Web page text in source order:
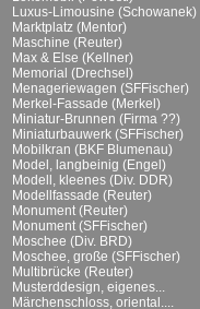
Luxus-Limousine (Schowanek)
Marktplatz (Mentor)
Maschine (Reuter)
Max & Else (Kellner)
Memorial (Drechsel)
Menageriewagen (SFFischer)
Merkel-Fassade (Merkel)
Miniatur-Brunnen (Firma ??)
Miniaturbauwerk (SFFischer)
Mobilkran (BKF Blumenau)
Model, langbeinig (Engel)
Modell, kleenes (Div. DDR)
Modellfassade (Reuter)
Monument (Reuter)
Monument (SFFischer)
Moschee (Div. BRD)
Moschee, große (SFFischer)
Multibrücke (Reuter)
Musterddesign, eigenes...
Märchenschloss, oriental....